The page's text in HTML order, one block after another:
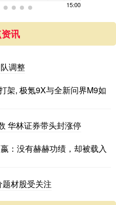
讯
调整
架, 极氪9X与全新问界M9如
华林证券带头封涨停
：没有赫赫功绩，却被载入
材股受关注